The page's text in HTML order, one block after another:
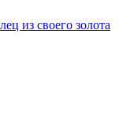
из своего золота